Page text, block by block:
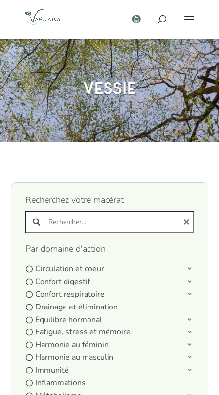
Vessie
Recherchez votre macérat
Search products:
Par domaine d'action :
Circulation et coeur
Confort digestif
Confort respiratoire
Drainage et élimination
Equilibre hormonal
Fatigue, stress et mémoire
Harmonie au féminin
Harmonie au masculin
Immunité
Inflammations